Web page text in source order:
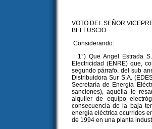
VOTO DEL SEÑOR
BELLUSCIO
Considerando:
1°) Que Angel Estrada
Electricidad (ENRE) que,
segundo párrafo, del sub
Distribuidora Sur S.A.
Secretaría de Energía
sanciones), aquélla le
alquiler de equipo
consecuencia de la baja
energía eléctrica ocurridos
de 1994 en una planta